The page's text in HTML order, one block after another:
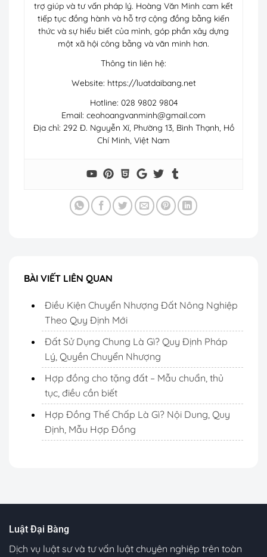
trợ giúp và tư vấn pháp lý. Hoàng Văn Minh cam kết
tiếp tục đồng hành và hỗ trợ cộng đồng bằng kiến
thức và sự hiểu biết của mình, góp phần xây dựng
một xã hội công bằng và văn minh hơn.
Thông tin liên hệ:
Website: https://luatdaibang.net
Hotline: 028 9802 9804
Email: ceohoangvanminh@gmail.com
Địa chỉ: 292 Đ. Nguyễn Xí, Phường 13, Bình Thạnh, Hồ
Chí Minh, Việt Nam
BÀI VIẾT LIÊN QUAN
Điều Kiện Chuyển Nhượng Đất Nông Nghiệp
Theo Quy Định Mới
Đất Sử Dụng Chung Là Gì? Quy Định Pháp
Lý, Quyền Chuyển Nhượng
Hợp đồng cho tặng đất – Mẫu chuẩn, thủ
tục, điều cần biết
Hợp Đồng Thế Chấp Là Gì? Nội Dung, Quy
Định, Mẫu Hợp Đồng
Luật Đại Bàng
Dịch vụ luật sư và tư vấn luật chuyên nghiệp trên toàn